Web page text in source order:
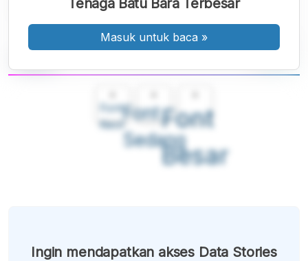
Font
Kecil
Font
Sedang
Font
Besar
Tenaga Batu Bara Terbesar
Masuk untuk baca »
Ingin mendapatkan akses Data Stories